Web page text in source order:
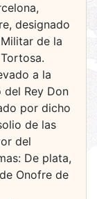
designado
de la
a la
Rey Don
por dicho
de las
del
De plata,
Onofre de